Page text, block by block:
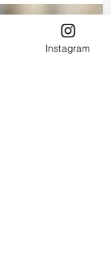
由があるかもしれ
Instagram